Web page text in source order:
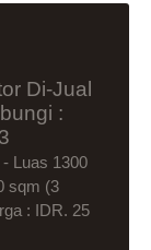
Di-Jual
:
Luas 1300
sqm (3
: IDR. 25